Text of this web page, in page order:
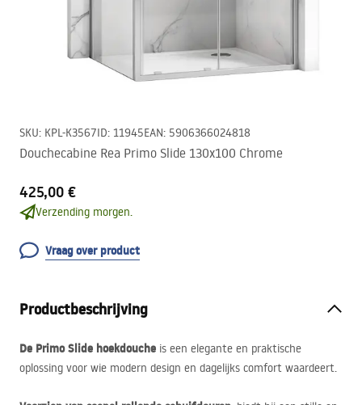
SKU: KPL-K3567ID: 11945EAN: 5906366024818
Douchecabine Rea Primo Slide 130x100 Chrome
425,00 €
Verzending morgen.
Vraag over product
Productbeschrijving
De Primo Slide hoekdouche is een elegante en praktische
oplossing voor wie modern design en dagelijks comfort waardeert.